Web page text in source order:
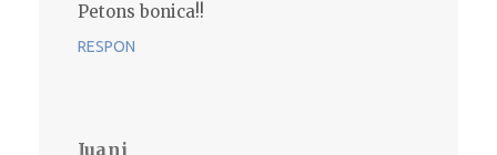
Petons bonica!!
RESPON
Juani